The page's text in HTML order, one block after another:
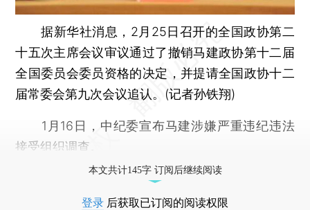
据新华社消息，2月25日召开的全国政协第二
十五次主席会议审议通过了撤销马建政协第十二届
全国委员会委员资格的决定，并提请全国政协十二
届常委会第九次会议追认。(记者孙铁翔)
1月16日，中纪委宣布马建涉嫌严重违纪违法
接受组织调查。
本文共计145字 订阅后继续阅读
登录 后获取已订阅的阅读权限